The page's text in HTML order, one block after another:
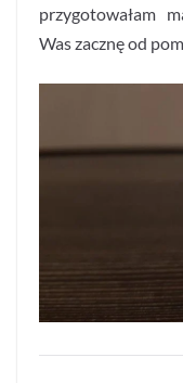
przygotowałam
Was zacznę od